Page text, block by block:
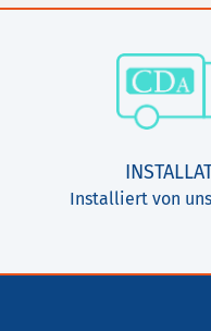
Installiert von